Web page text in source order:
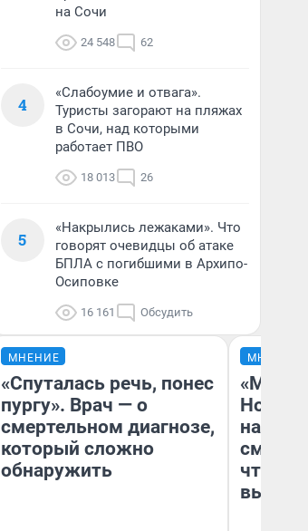
на Сочи
24 548 62
4
«Слабоумие и отвага».
Туристы загорают на пляжах
в Сочи, над которыми
работает ПВО
18 013 26
5
«Накрылись лежаками». Что
говорят очевидцы об атаке
БПЛА с погибшими в Архипо-
Осиповке
16 161 Обсудить
МНЕНИЕ
«Спуталась речь, понес
пургу». Врач — о
смертельном диагнозе,
который сложно
обнаружить
МНЕНИЕ
«Мы
чтобы